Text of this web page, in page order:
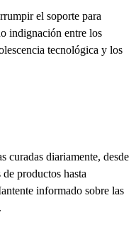
el soporte para
indignación entre los
tecnológica y los
curadas diariamente, desde
productos hasta
informado sobre las